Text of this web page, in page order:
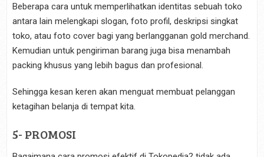
Beberapa cara untuk memperlihatkan identitas sebuah toko
antara lain melengkapi slogan, foto profil, deskripsi singkat
toko, atau foto cover bagi yang berlangganan gold merchand.
Kemudian untuk pengiriman barang juga bisa menambah
packing khusus yang lebih bagus dan profesional.
Sehingga kesan keren akan menguat membuat pelanggan
ketagihan belanja di tempat kita.
5- PROMOSI